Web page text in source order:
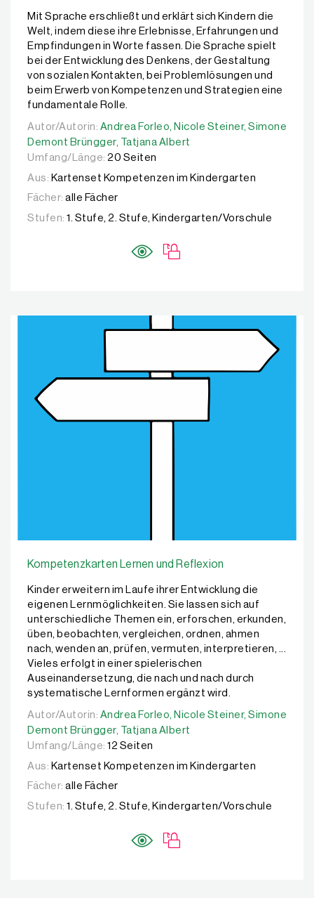
Mit Sprache erschließt und erklärt sich Kindern die
Welt, indem diese ihre Erlebnisse, Erfahrungen und
Empfindungen in Worte fassen. Die Sprache spielt
bei der Entwicklung des Denkens, der Gestaltung
von sozialen Kontakten, bei Problemlösungen und
beim Erwerb von Kompetenzen und Strategien eine
fundamentale Rolle.
Autor/Autorin: Andrea Forleo, Nicole Steiner, Simone
Autor/Autorin: Andrea Forleo, Nicole Steiner, Simone
Demont Brüngger,
Tatjana Albert
Umfang/Länge: 20 Seiten
Aus: Kartenset Kompetenzen im Kindergarten
Fächer: alle Fächer
Stufen: 1. Stufe, 2. Stufe, Kindergarten/Vorschule
Kompetenzkarten Lernen und Reflexion
Kinder erweitern im Laufe ihrer Entwicklung die
eigenen Lernmöglichkeiten. Sie lassen sich auf
unterschiedliche Themen ein, erforschen, erkunden,
üben, beobachten, vergleichen, ordnen, ahmen
nach, wenden an, prüfen, vermuten, interpretieren, ...
Vieles erfolgt in einer spielerischen
Auseinandersetzung, die nach und nach durch
systematische Lernformen ergänzt wird.
Autor/Autorin: Andrea Forleo, Nicole Steiner, Simone
Autor/Autorin: Andrea Forleo, Nicole Steiner, Simone
Demont Brüngger,
Tatjana Albert
Umfang/Länge: 12 Seiten
Aus: Kartenset Kompetenzen im Kindergarten
Fächer: alle Fächer
Stufen: 1. Stufe, 2. Stufe, Kindergarten/Vorschule